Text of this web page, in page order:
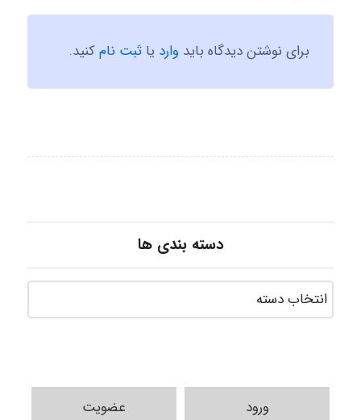
برای نوشتن دیدگاه باید وارد یا ثبت نامکنید.
دسته بندی ها
ورود عضویت